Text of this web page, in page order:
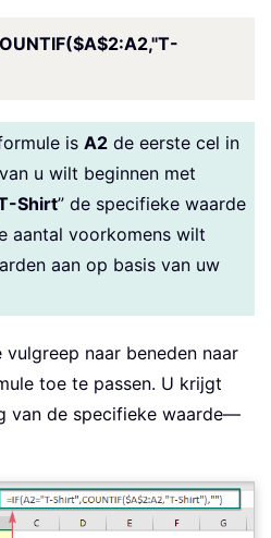
is A2 de eerste cel in
u wilt beginnen met
Shirt” de specifieke waarde
aantal voorkomens wilt
aan op basis van uw
naar beneden naar
toe te passen. U krijgt
van de specifieke waarde—